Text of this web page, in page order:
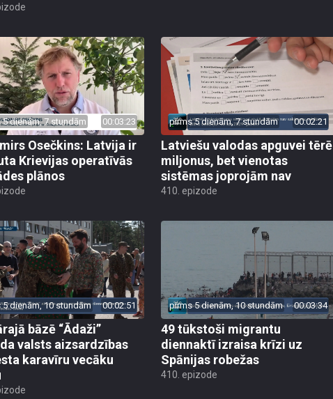
5 dienām, 7 stundām 00:03:23
Osečkins: Latvija ir
Krievijas operatīvās
plānos
pirms 5 dienām, 7 stundām 00:02:21
Latviešu valodas apguvei tērē
miljonus, bet vienotas
sistēmas joprojām nav
410. epizode
5 dienām, 10 stundām 00:02:51
bāzē “Ādaži”
valsts aizsardzības
karavīru vecāku
pirms 5 dienām, 10 stundām 00:03:34
49 tūkstoši migrantu
diennaktī izraisa krīzi uz
Spānijas robežas
410. epizode